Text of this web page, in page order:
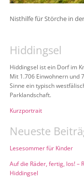
Nisthilfe für Störche in
Hiddingsel
Hiddingsel ist ein Dorf im
Mit 1.706 Einwohnern und
Sinne ein typisch
Parklandschaft.
Kurzportrait
Neueste
Lesesommer für Kinder
Auf die Räder, fertig, los! –
Hiddingsel